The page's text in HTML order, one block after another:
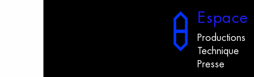
Espace
Productions
Technique
Presse